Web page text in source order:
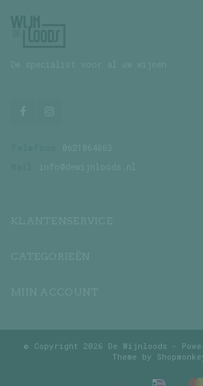
De specialist voor al uw wijnen
0621864863
info@dewijnloods.nl
KLANTENSERVICE
CATEGORIEËN
MIJN ACCOUNT
© Copyright 2026 De Wijnloods -
Theme by